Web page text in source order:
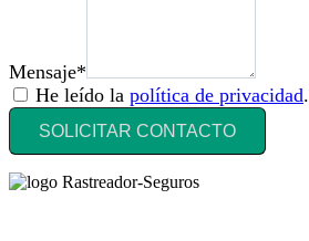
Mensaje*
He leído la política de privacidad.
SOLICITAR CONTACTO